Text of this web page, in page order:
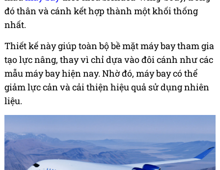
đó thân và cánh kết hợp thành một khối thống
nhất.
Thiết kế này giúp toàn bộ bề mặt máy bay tham gia
tạo lực nâng, thay vì chỉ dựa vào đôi cánh như các
mẫu máy bay hiện nay. Nhờ đó, máy bay có thể
giảm lực cản và cải thiện hiệu quả sử dụng nhiên
liệu.